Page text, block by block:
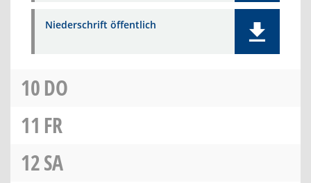
Niederschrift öffentlich
10DO
11 FR
12SA